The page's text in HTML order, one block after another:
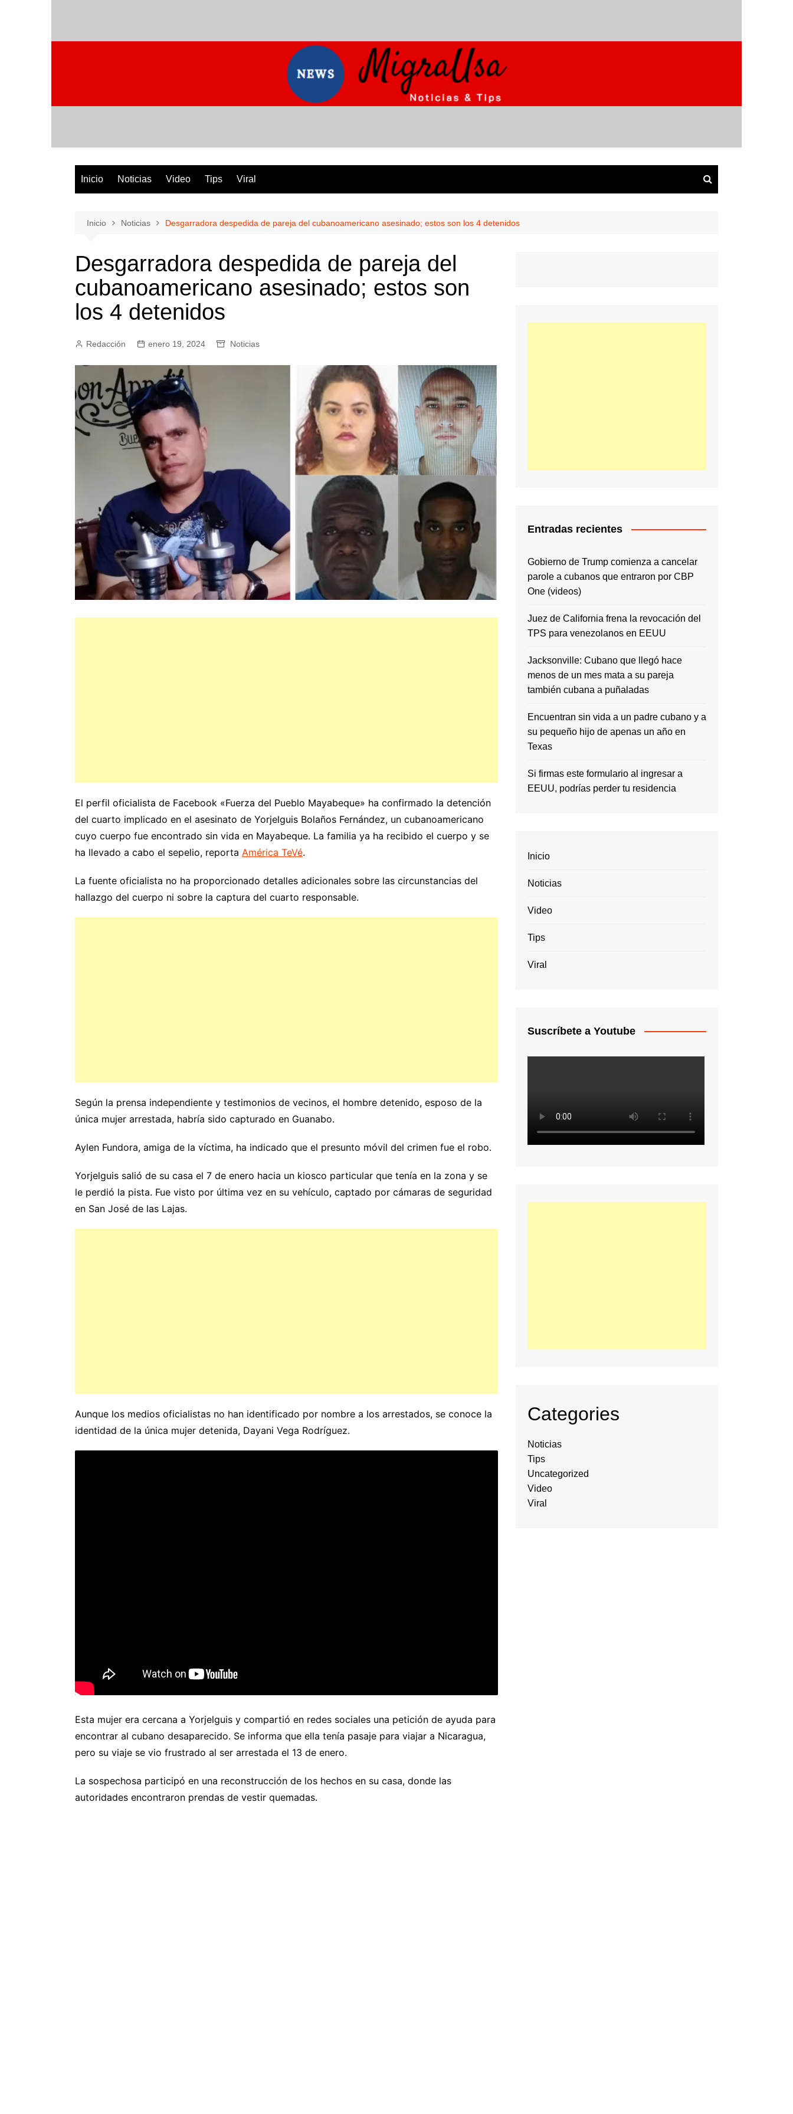
Inicio Noticias Video Tips Viral
Inicio Noticias Desgarradora despedida de pareja del cubanoamericano asesinado; estos son los 4 detenidos
Desgarradora despedida de pareja del
cubanoamericano asesinado; estos son
los 4 detenidos
Redacción enero 19, 2024 Noticias
El perfil oficialista de Facebook «Fuerza del Pueblo Mayabeque» ha confirmado la detención
del cuarto implicado en el asesinato de Yorjelguis Bolaños Fernández, un cubanoamericano
cuyo cuerpo fue encontrado sin vida en Mayabeque. La familia ya ha recibido el cuerpo y se
ha llevado a cabo el sepelio, reporta América TeVé.
La fuente oficialista no ha proporcionado detalles adicionales sobre las circunstancias del
hallazgo del cuerpo ni sobre la captura del cuarto responsable.
Según la prensa independiente y testimonios de vecinos, el hombre detenido, esposo de la
única mujer arrestada, habría sido capturado en Guanabo.
Aylen Fundora, amiga de la víctima, ha indicado que el presunto móvil del crimen fue el robo.
Yorjelguis salió de su casa el 7 de enero hacia un kiosco particular que tenía en la zona y se
le perdió la pista. Fue visto por última vez en su vehículo, captado por cámaras de seguridad
en San José de las Lajas.
Aunque los medios oficialistas no han identificado por nombre a los arrestados, se conoce la
identidad de la única mujer detenida, Dayani Vega Rodríguez.
Esta mujer era cercana a Yorjelguis y compartió en redes sociales una petición de ayuda para
encontrar al cubano desaparecido. Se informa que ella tenía pasaje para viajar a Nicaragua,
pero su viaje se vio frustrado al ser arrestada el 13 de enero.
La sospechosa participó en una reconstrucción de los hechos en su casa, donde las
autoridades encontraron prendas de vestir quemadas.
Entradas recientes
Gobierno de Trump comienza a cancelar
parole a cubanos que entraron por CBP
One (videos)
Juez de California frena la revocación del
TPS para venezolanos en EEUU
Jacksonville: Cubano que llegó hace
menos de un mes mata a su pareja
también cubana a puñaladas
Encuentran sin vida a un padre cubano y a
su pequeño hijo de apenas un año en
Texas
Si firmas este formulario al ingresar a
EEUU, podrías perder tu residencia
Inicio
Noticias
Video
Tips
Viral
Suscríbete a Youtube
Categories
Noticias
Tips
Uncategorized
Video
Viral